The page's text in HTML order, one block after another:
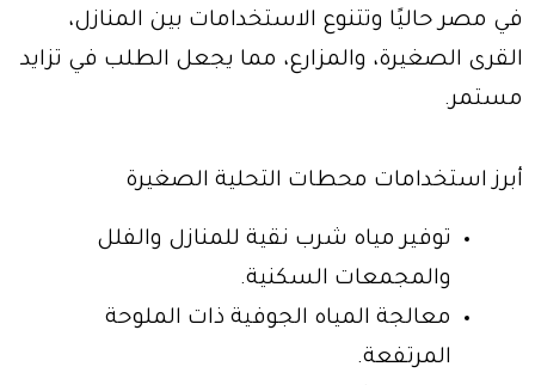
في مصر حاليًا وتتنوع الاستخدامات بين المنازل،
القرى الصغيرة، والمزارع، مما يجعل الطلب في تزايد
مستمر.
أبرز استخدامات محطات التحلية الصغيرة
توفير مياه شرب نقية للمنازل والفلل
والمجمعات السكنية.
معالجة المياه الجوفية ذات الملوحة
المرتفعة.